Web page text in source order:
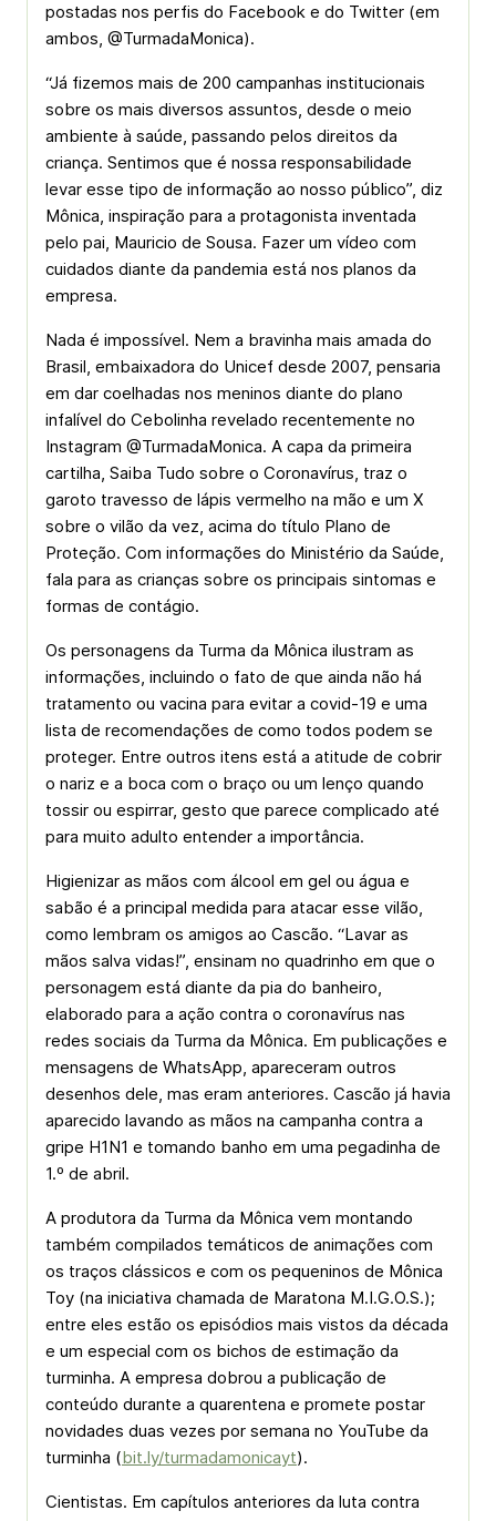
postadas nos perfis do Facebook e do Twitter (em
ambos, @TurmadaMonica).
“Já fizemos mais de 200 campanhas institucionais
sobre os mais diversos assuntos, desde o meio
ambiente à saúde, passando pelos direitos da
criança. Sentimos que é nossa responsabilidade
levar esse tipo de informação ao nosso público”, diz
Mônica, inspiração para a protagonista inventada
pelo pai, Mauricio de Sousa. Fazer um vídeo com
cuidados diante da pandemia está nos planos da
empresa.
Nada é impossível. Nem a bravinha mais amada do
Brasil, embaixadora do Unicef desde 2007, pensaria
em dar coelhadas nos meninos diante do plano
infalível do Cebolinha revelado recentemente no
Instagram @TurmadaMonica. A capa da primeira
cartilha, Saiba Tudo sobre o Coronavírus, traz o
garoto travesso de lápis vermelho na mão e um X
sobre o vilão da vez, acima do título Plano de
Proteção. Com informações do Ministério da Saúde,
fala para as crianças sobre os principais sintomas e
formas de contágio.
Os personagens da Turma da Mônica ilustram as
informações, incluindo o fato de que ainda não há
tratamento ou vacina para evitar a covid-19 e uma
lista de recomendações de como todos podem se
proteger. Entre outros itens está a atitude de cobrir
o nariz e a boca com o braço ou um lenço quando
tossir ou espirrar, gesto que parece complicado até
para muito adulto entender a importância.
Higienizar as mãos com álcool em gel ou água e
sabão é a principal medida para atacar esse vilão,
como lembram os amigos ao Cascão. “Lavar as
mãos salva vidas!”, ensinam no quadrinho em que o
personagem está diante da pia do banheiro,
elaborado para a ação contra o coronavírus nas
redes sociais da Turma da Mônica. Em publicações e
mensagens de WhatsApp, apareceram outros
desenhos dele, mas eram anteriores. Cascão já havia
aparecido lavando as mãos na campanha contra a
gripe H1N1 e tomando banho em uma pegadinha de
1.º de abril.
A produtora da Turma da Mônica vem montando
também compilados temáticos de animações com
os traços clássicos e com os pequeninos de Mônica
Toy (na iniciativa chamada de Maratona M.I.G.O.S.);
entre eles estão os episódios mais vistos da década
e um especial com os bichos de estimação da
turminha. A empresa dobrou a publicação de
conteúdo durante a quarentena e promete postar
novidades duas vezes por semana no YouTube da
turminha (bit.ly/turmadamonicayt).
Cientistas. Em capítulos anteriores da luta contra